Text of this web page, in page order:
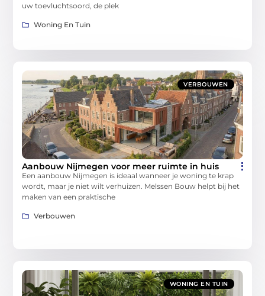
uw toevluchtsoord, de plek
Woning En Tuin
VERBOUWEN
Aanbouw Nijmegen voor meer ruimte in huis
Een aanbouw Nijmegen is ideaal wanneer je woning te krap
wordt, maar je niet wilt verhuizen. Melssen Bouw helpt bij het
maken van een praktische
Verbouwen
WONING EN TUIN